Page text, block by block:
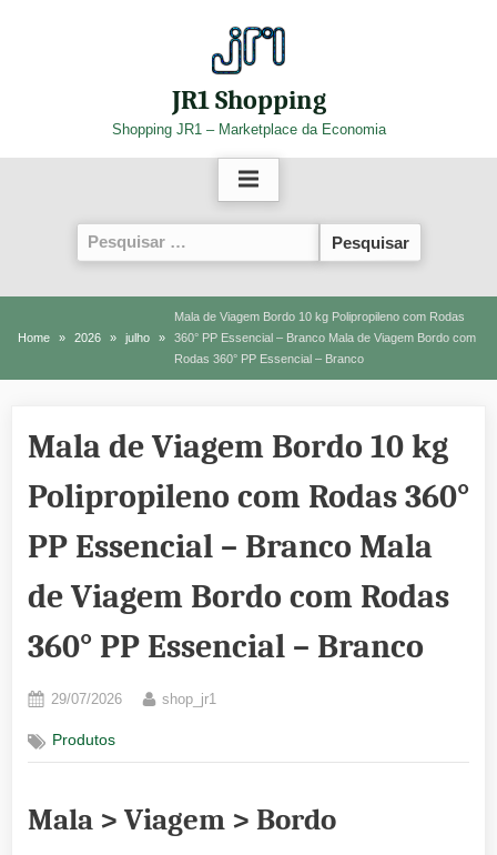
JR1 Shopping
Shopping JR1 – Marketplace da Economia
Pesquisar
por:
Home 2026 julho
Mala de Viagem Bordo 10 kg Polipropileno com Rodas
360° PP Essencial – Branco Mala de Viagem Bordo com
Rodas 360° PP Essencial – Branco
Mala de Viagem Bordo 10 kg
Polipropileno com Rodas 360°
PP Essencial – Branco Mala
de Viagem Bordo com Rodas
360° PP Essencial – Branco
Posted
29/07/2026 By
shop_jr1
Produtos
Mala > Viagem > Bordo